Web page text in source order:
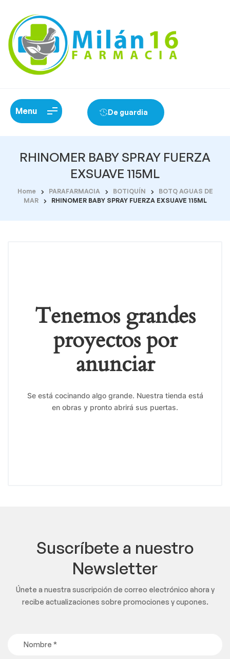
Menu De guardia
RHINOMER BABY SPRAY FUERZA
EXSUAVE 115ML
Home PARAFARMACIA BOTIQUÍN
BOTQ AGUAS DE
MAR
RHINOMER BABY SPRAY FUERZA EXSUAVE 115ML
Tenemos grandes
proyectos por
anunciar
Se está cocinando algo grande. Nuestra tienda está
en obras y pronto abrirá sus puertas.
Suscríbete a nuestro
Newsletter
Únete a nuestra suscripción de correo electrónico ahora y
recibe actualizaciones sobre promociones y cupones.